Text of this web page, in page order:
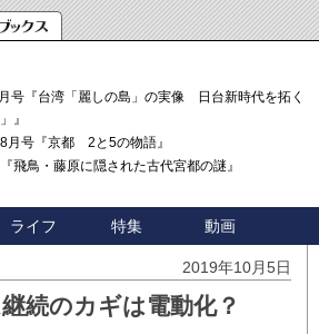
号『台湾「麗しの島」の実像 日台新時代を拓く「3
』
月号『京都 2と5の物語』
飛鳥・藤原に隠された古代宮都の謎』
ライフ 特集 動画
2019年10月5日
続のカギは電動化？